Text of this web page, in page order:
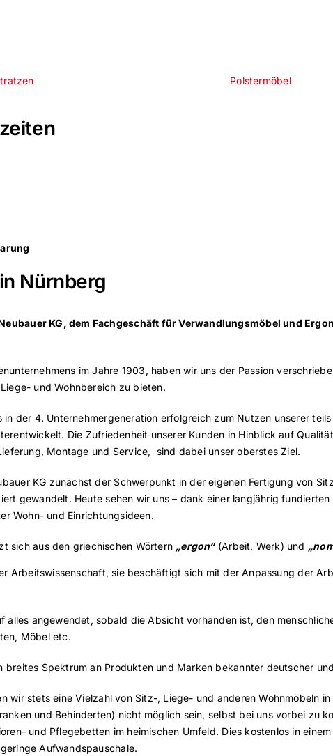
Polstermöbel
Nürnberg
KG, dem Fachgeschäft für Verwandlungsmöbel und
im Jahre 1903, haben wir uns der Passion
und Wohnbereich zu bieten.
in der 4. Unternehmergeneration erfolgreich zum Nutzen unserer
Die Zufriedenheit unserer Kunden in Hinblick auf
Montage und Service, sind dabei unser oberstes Ziel.
KG zunächst der Schwerpunkt in der eigenen Fertigung von
gewandelt. Heute sehen wir uns – dank einer langjährig
Wohn- und Einrichtungsideen.
sich aus den griechischen Wörtern „ergon“(Arbeit, Werk) und
Arbeitswissenschaft, sie beschäftigt sich mit der Anpassung der
alles angewendet, sobald die Absicht vorhanden ist, den
Möbel etc.
breites Spektrum an Produkten und Marken bekannter deutscher
wir stets eine Vielzahl von Sitz-, Liege- und anderen Wohnmöbeln
und Behinderten) nicht möglich sein, selbst bei uns vorbei zu
und Pflegebetten im heimischen Umfeld. Dies kostenlos in
Aufwandspauschale.